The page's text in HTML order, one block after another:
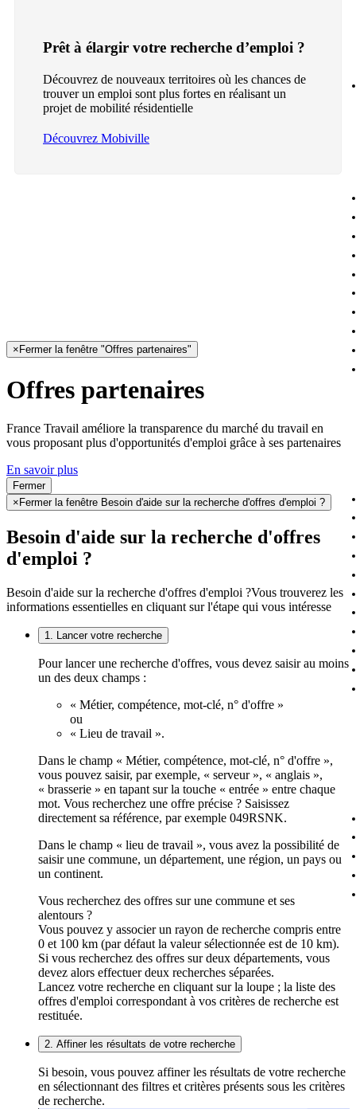
Prêt à élargir votre recherche d’emploi ?
Découvrez de nouveaux territoires où les chances de
trouver un emploi sont plus fortes en réalisant un
projet de mobilité résidentielle
Découvrez Mobiville
× Fermer la fenêtre "Offres partenaires"
Offres partenaires
France Travail améliore la transparence du marché du travail en
vous proposant plus d'opportunités d'emploi grâce à ses partenaires
En savoir plus
Fermer
× Fermer la fenêtre Besoin d'aide sur la recherche d'offres d'emploi ?
Besoin d'aide sur la recherche d'offres
d'emploi ?
Besoin d'aide sur la recherche d'offres d'emploi ?Vous trouverez les
informations essentielles en cliquant sur l'étape qui vous intéresse
1. Lancer votre recherche
Pour lancer une recherche d'offres, vous devez saisir au moins
un des deux champs :
« Métier, compétence, mot-clé, n° d'offre »
ou
« Lieu de travail ».
Dans le champ « Métier, compétence, mot-clé, n° d'offre »,
vous pouvez saisir, par exemple, « serveur », « anglais »,
« brasserie » en tapant sur la touche « entrée » entre chaque
mot. Vous recherchez une offre précise ? Saisissez
directement sa référence, par exemple 049RSNK.
Dans le champ « lieu de travail », vous avez la possibilité de
saisir une commune, un département, une région, un pays ou
un continent.
Vous recherchez des offres sur une commune et ses
alentours ?
Vous pouvez y associer un rayon de recherche compris entre
0 et 100 km (par défaut la valeur sélectionnée est de 10 km).
Si vous recherchez des offres sur deux départements, vous
devez alors effectuer deux recherches séparées.
Lancez votre recherche en cliquant sur la loupe ; la liste des
offres d'emploi correspondant à vos critères de recherche est
restituée.
2. Affiner les résultats de votre recherche
Si besoin, vous pouvez affiner les résultats de votre recherche
en sélectionnant des filtres et critères présents sous les critères
de recherche.